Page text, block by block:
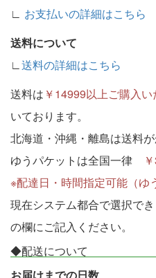
∟ お支払いの詳細はこちら
送料について
∟ 送料の詳細はこちら
送料は ￥14999以上ご購入
いております。
北海道・沖縄・離島は送料が
ゆうパケットは全国一律
※配達日・時間指定可能（ゆ
現在システム都合で選択で
の欄にご記入ください。
◆配送について
お届けまでの日数